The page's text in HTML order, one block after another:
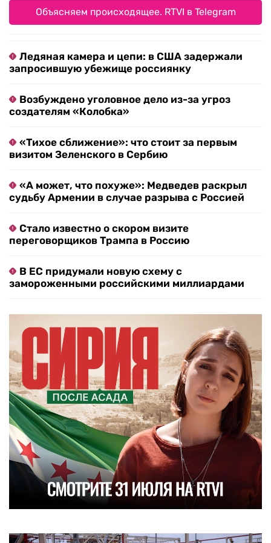
Объясняем происходящее. RTVI в Telegram
Ледяная камера и цепи: в США задержали
запросившую убежище россиянку
Возбуждено уголовное дело из-за угроз
создателям «Колобка»
«Тихое сближение»: что стоит за первым
визитом Зеленского в Сербию
«А может, что похуже»: Медведев раскрыл
судьбу Армении в случае разрыва с Россией
Стало известно о скором визите
переговорщиков Трампа в Россию
В ЕС придумали новую схему с
замороженными российскими миллиардами